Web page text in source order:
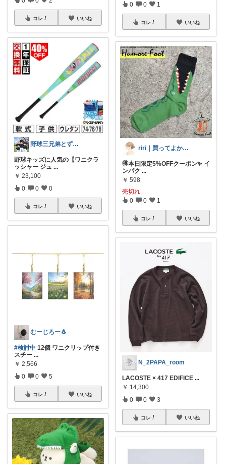
コレ いいね
野球三兄弟とずぼらママ
野球キッズに人気の【ワニクラ
ッシャー ジュ ...
￥ 23,100
0 0 0
コレ いいね
むーじろー🐧
#検討中 12個 ワニクリップ付き
スチー ...
￥ 2,566
0 0 5
コレ いいね
0 0 1
コレ いいね
riri｜買ってよかったママ服🕊️
🉐本日限定5%OFFクーポン✨ イ
ンパク ...
￥ 598
売切れ
0 0 1
コレ いいね
N_2PAPA_room
LACOSTE × 417 EDIFICE ...
￥ 14,300
0 0 3
コレ いいね